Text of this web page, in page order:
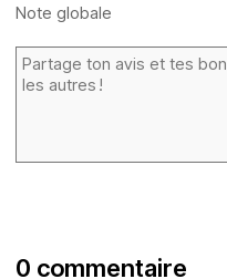
Note globale
0 commentaire